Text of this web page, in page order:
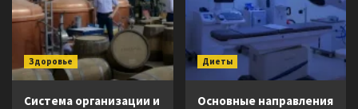
Здоровье
Система организации и
Диеты
Основные направления